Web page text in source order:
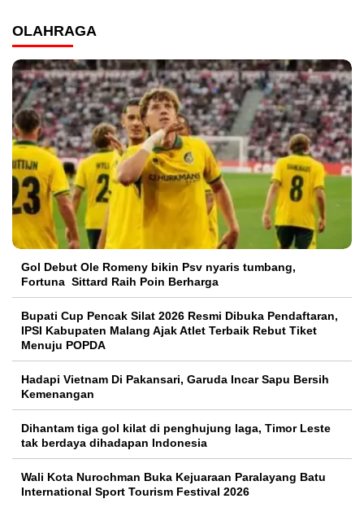
OLAHRAGA
Gol Debut Ole Romeny bikin Psv nyaris tumbang,
Fortuna Sittard Raih Poin Berharga
Bupati Cup Pencak Silat 2026 Resmi Dibuka Pendaftaran,
IPSI Kabupaten Malang Ajak Atlet Terbaik Rebut Tiket
Menuju POPDA
Hadapi Vietnam Di Pakansari, Garuda Incar Sapu Bersih
Kemenangan
Dihantam tiga gol kilat di penghujung laga, Timor Leste
tak berdaya dihadapan Indonesia
Wali Kota Nurochman Buka Kejuaraan Paralayang Batu
International Sport Tourism Festival 2026